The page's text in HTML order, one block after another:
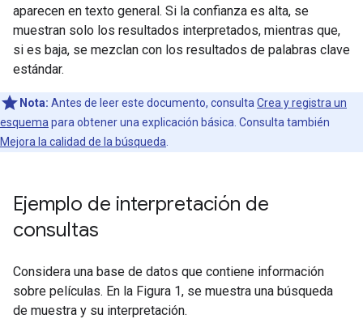
aparecen en texto general. Si la confianza es alta, se
muestran solo los resultados interpretados, mientras que,
si es baja, se mezclan con los resultados de palabras clave
estándar.
Nota: Antes de leer este documento, consulta Crea y registra un
esquema para obtener una explicación básica. Consulta también
Mejora la calidad de la búsqueda
Ejemplo de interpretación de
consultas
Considera una base de datos que contiene información
sobre películas. En la Figura 1, se muestra una búsqueda
de muestra y su interpretación.